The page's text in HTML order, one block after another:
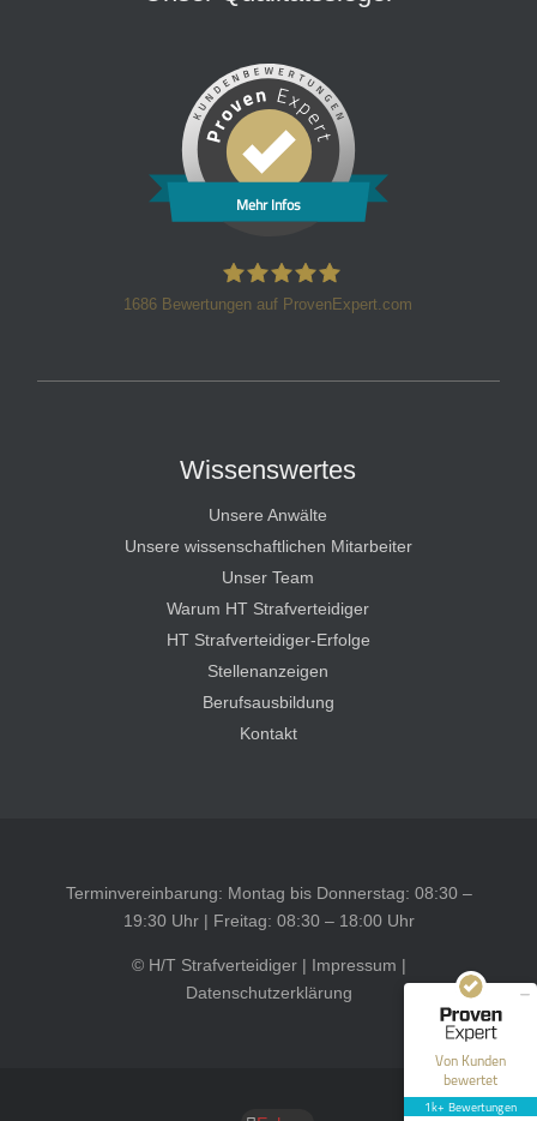
Mehr Infos
1686 Bewertungen auf ProvenExpert.com
Wissenswertes
Unsere Anwälte
Unsere wissenschaftlichen Mitarbeiter
Unser Team
Warum HT Strafverteidiger
HT Strafverteidiger-Erfolge
Stellenanzeigen
Berufsausbildung
Kontakt
Terminvereinbarung: Montag bis Donnerstag: 08:30 –
19:30 Uhr | Freitag: 08:30 – 18:00 Uhr
© H/T Strafverteidiger | Impressum |
Datenschutzerklärung
Von Kunden
bewertet
1k+ Bewertungen
SEHR GUT
4,99 / 5,00
40
Bewertungen auf
ProvenExpert.com